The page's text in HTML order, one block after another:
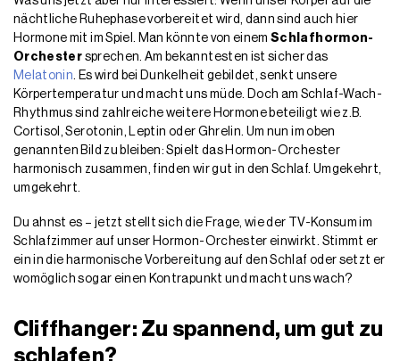
nächtliche Ruhephase vorbereitet wird, dann sind auch hier
Hormone mit im Spiel. Man könnte von einemSchlafhormon-
Orchester sprechen. Am bekanntesten ist sicher das
Melatonin. Es wird bei Dunkelheit gebildet, senkt unsere
Körpertemperatur und macht uns müde. Doch am Schlaf-Wach-
Rhythmus sind zahlreiche weitere Hormone beteiligt wie z.B.
Cortisol, Serotonin, Leptin oder Ghrelin. Um nun im oben
genannten Bild zu bleiben: Spielt das Hormon-Orchester
harmonisch zusammen, finden wir gut in den Schlaf. Umgekehrt,
umgekehrt.
Du ahnst es – jetzt stellt sich die Frage, wie der TV-Konsum im
Schlafzimmer auf unser Hormon-Orchester einwirkt. Stimmt er
ein in die harmonische Vorbereitung auf den Schlaf oder setzt er
womöglich sogar einen Kontrapunkt und macht uns wach?
Cliffhanger: Zu spannend, um gut zu
schlafen?